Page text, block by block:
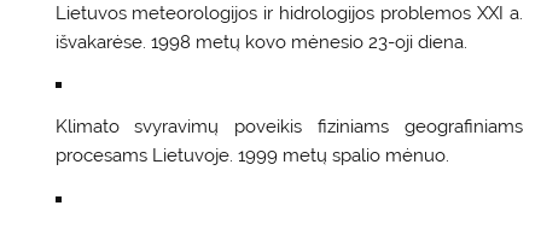
Lietuvos meteorologijos ir hidrologijos problemos XXI a.
išvakarėse. 1998 metų kovo mėnesio 23-oji diena.
Klimato svyravimų poveikis fiziniams geografiniams
procesams Lietuvoje. 1999 metų spalio mėnuo.